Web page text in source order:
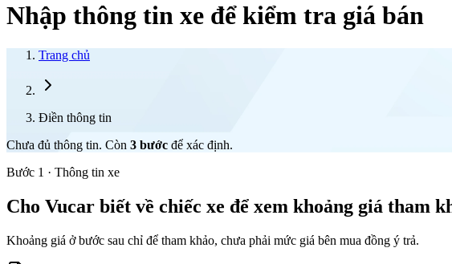
Nhập thông tin xe để kiểm tra giá bán
Trang chủ
Điền thông tin
Chưa đủ thông tin. Còn 3 bước để xác định.
Bước 1 · Thông tin xe
Cho Vucar biết về chiếc xe để xem khoảng giá tham
Khoảng giá ở bước sau chỉ để tham khảo, chưa phải mức giá bên mua đồng ý trả.